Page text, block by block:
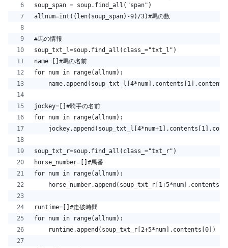
soup_span = soup.find_all("span")
allnum=int((len(soup_span)-9)/3)#馬の数
#馬の情報
soup_txt_l=soup.find_all(class_="txt_l")
name=[]#馬の名前
for num in range(allnum):
jockey=[]#騎手の名前
for num in range(allnum):
soup_txt_r=soup.find_all(class_="txt_r")
horse_number=[]#馬番
for num in range(allnum):
runtime=[]#走破時間
for num in range(allnum):
    runtime.append(soup_txt_r[2+5*num].contents[0])